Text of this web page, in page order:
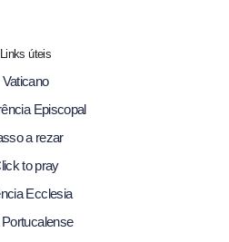
Links úteis
Vaticano
Episcopal
a rezar
to pray
Ecclesia